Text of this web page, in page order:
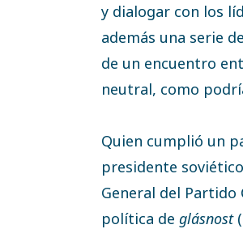
y dialogar con los
además una serie
de un encuentro
neutral, como
Quien cumplió un
presidente
General del
política de glásnost